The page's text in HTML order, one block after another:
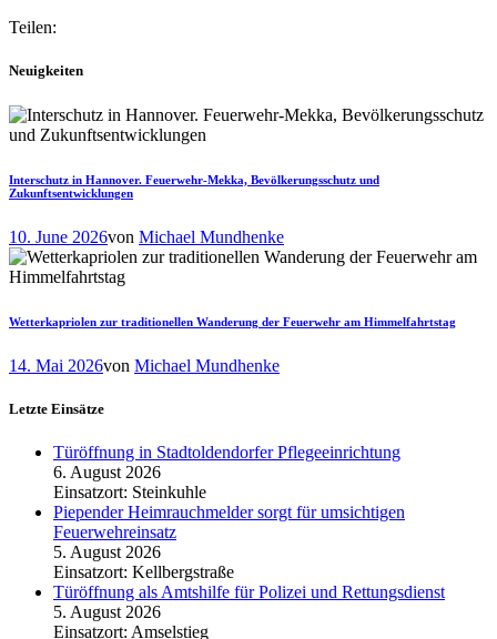
Teilen:
Neuigkeiten
Interschutz in Hannover. Feuerwehr-Mekka, Bevölkerungsschutz und
Zukunftsentwicklungen
10. June 2026von Michael Mundhenke
Wetterkapriolen zur traditionellen Wanderung der Feuerwehr am Himmelfahrtstag
14. Mai 2026von Michael Mundhenke
Letzte Einsätze
Türöffnung in Stadtoldendorfer Pflegeeinrichtung
6. August 2026
Einsatzort: Steinkuhle
Piepender Heimrauchmelder sorgt für umsichtigen
Feuerwehreinsatz
5. August 2026
Einsatzort: Kellbergstraße
Türöffnung als Amtshilfe für Polizei und Rettungsdienst
5. August 2026
Einsatzort: Amselstieg